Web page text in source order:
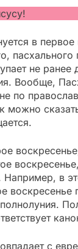
в первое
пасхального
не ранее
Вообще,
по
можно
Например, в
воскресенье
с